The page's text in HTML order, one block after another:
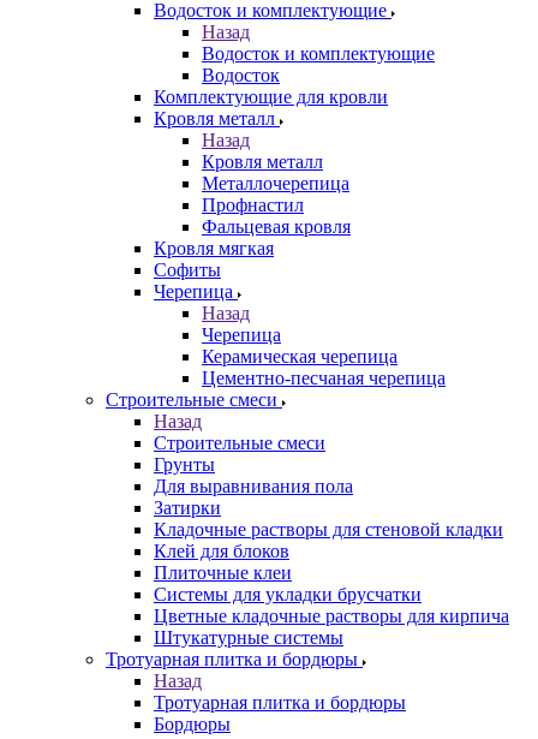
Водосток и комплектующие
Назад
Водосток и комплектующие
Водосток
Комплектующие для кровли
Кровля металл
Назад
Кровля металл
Металлочерепица
Профнастил
Фальцевая кровля
Кровля мягкая
Софиты
Черепица
Назад
Черепица
Керамическая черепица
Цементно-песчаная черепица
Строительные смеси
Назад
Строительные смеси
Грунты
Для выравнивания пола
Затирки
Кладочные растворы для стеновой кладки
Клей для блоков
Плиточные клеи
Системы для укладки брусчатки
Цветные кладочные растворы для кирпича
Штукатурные системы
Тротуарная плитка и бордюры
Назад
Тротуарная плитка и бордюры
Бордюры